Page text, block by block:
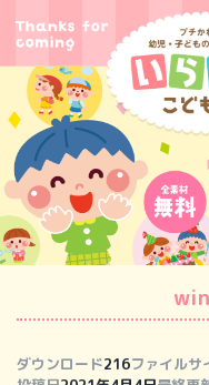
ダウンロード216ファイルサ